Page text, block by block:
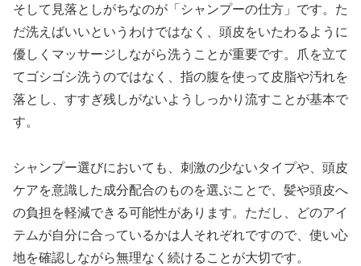
そして見落としがちなのが「シャンプーの仕方」です。た
だ洗えばいいというわけではなく、頭皮をいたわるように
優しくマッサージしながら洗うことが重要です。爪を立て
てゴシゴシ洗うのではなく、指の腹を使って皮脂や汚れを
落とし、すすぎ残しがないようしっかり流すことが基本で
す。
シャンプー選びにおいても、刺激の少ないタイプや、頭皮
ケアを意識した成分配合のものを選ぶことで、髪や頭皮へ
の負担を軽減できる可能性があります。ただし、どのアイ
テムが自分に合っているかは人それぞれですので、使い心
地を確認しながら無理なく続けることが大切です。